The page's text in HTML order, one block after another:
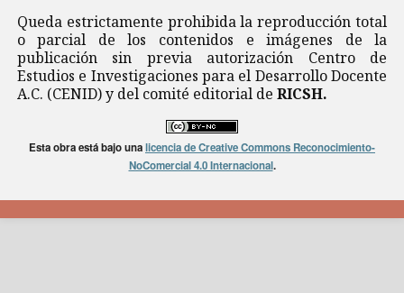
Queda estrictamente prohibida la reproducción total
o parcial de los contenidos e imágenes de la
publicación sin previa autorización Centro de
Estudios e Investigaciones para el Desarrollo Docente
A.C. (CENID) y del comité editorial de RICSH.
Esta obra está bajo unalicencia de Creative Commons Reconocimiento-
NoComercial 4.0 Internacional.